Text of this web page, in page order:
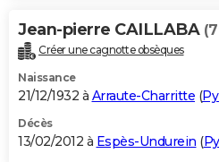
Jean-pierre CAILLABA
Créer une cagnotte obsèques
Naissance
21/12/1932 à Arraute-Charritte (
Décès
13/02/2012 à Espès-Undurein (